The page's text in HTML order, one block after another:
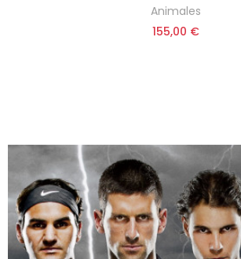
Animales
155,00 €